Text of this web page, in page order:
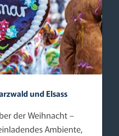
und Elsass
der Weihnacht –
Ambiente,